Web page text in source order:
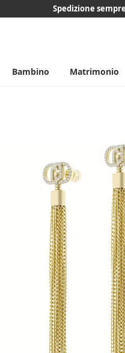
Spedizione
Bambino Matrimonio